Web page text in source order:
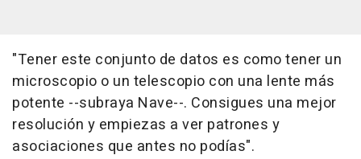
"Tener este conjunto de datos es como tener un
microscopio o un telescopio con una lente más
potente --subraya Nave--. Consigues una mejor
resolución y empiezas a ver patrones y
asociaciones que antes no podías".